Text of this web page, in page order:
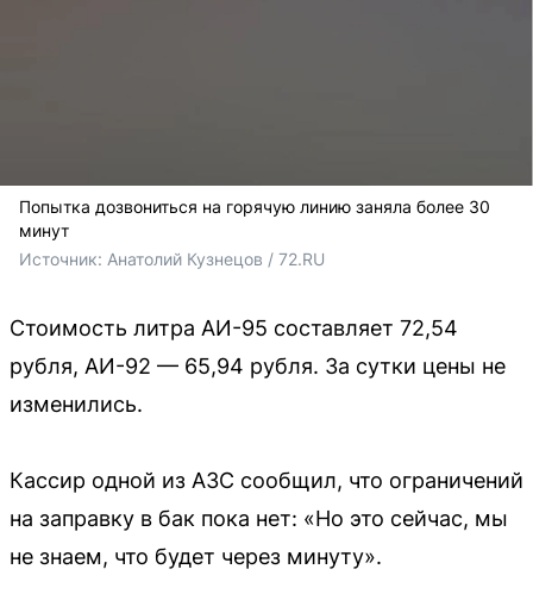
Попытка дозвониться на горячую линию заняла более 30
минут
Источник: Анатолий Кузнецов / 72.RU
Стоимость литра АИ-95 составляет 72,54
рубля, АИ-92 — 65,94 рубля. За сутки цены не
изменились.
Кассир одной из АЗС сообщил, что ограничений
на заправку в бак пока нет: «Но это сейчас, мы
не знаем, что будет через минуту».